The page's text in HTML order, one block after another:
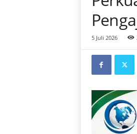
5 Juli 2026